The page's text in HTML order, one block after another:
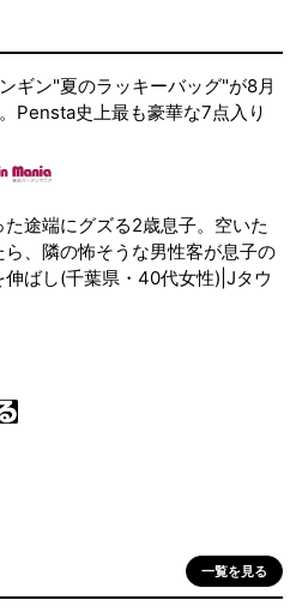
ギン"夏のラッキーバッグ"が8月
Pensta史上最も豪華な7点入り
た途端にグズる2歳息子。空いた
ら、隣の怖そうな男性客が息子の
伸ばし(千葉県・40代女性)|Jタウ
一覧を見る